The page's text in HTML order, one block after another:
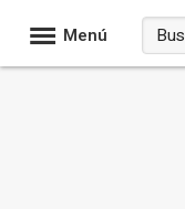
Menú